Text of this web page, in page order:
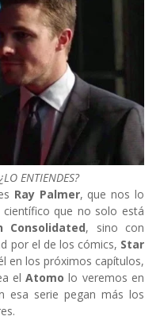
ENTIENDES?
Ray Palmer, que nos lo
que no solo está
Consolidated, sino con
por el de los cómics, Star
en los próximos capítulos,
el Atomo lo veremos en
esa serie pegan más los